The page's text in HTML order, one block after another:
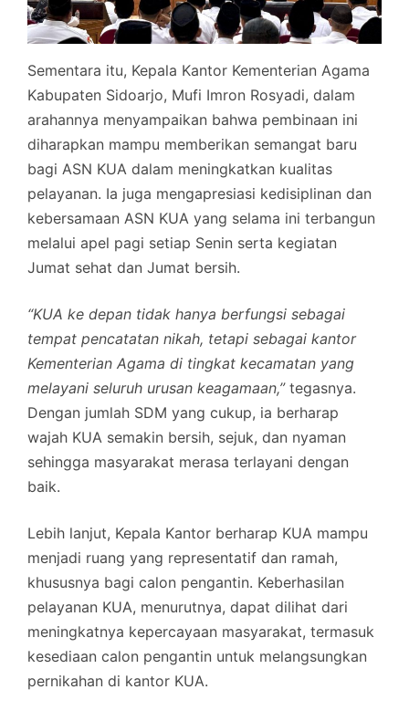
Sementara itu, Kepala Kantor Kementerian Agama
Kabupaten Sidoarjo, Mufi Imron Rosyadi, dalam
arahannya menyampaikan bahwa pembinaan ini
diharapkan mampu memberikan semangat baru
bagi ASN KUA dalam meningkatkan kualitas
pelayanan. Ia juga mengapresiasi kedisiplinan dan
kebersamaan ASN KUA yang selama ini terbangun
melalui apel pagi setiap Senin serta kegiatan
Jumat sehat dan Jumat bersih.
“KUA ke depan tidak hanya berfungsi sebagai
tempat pencatatan nikah, tetapi sebagai kantor
Kementerian Agama di tingkat kecamatan yang
melayani seluruh urusan keagamaan,”tegasnya.
Dengan jumlah SDM yang cukup, ia berharap
wajah KUA semakin bersih, sejuk, dan nyaman
sehingga masyarakat merasa terlayani dengan
baik.
Lebih lanjut, Kepala Kantor berharap KUA mampu
menjadi ruang yang representatif dan ramah,
khususnya bagi calon pengantin. Keberhasilan
pelayanan KUA, menurutnya, dapat dilihat dari
meningkatnya kepercayaan masyarakat, termasuk
kesediaan calon pengantin untuk melangsungkan
pernikahan di kantor KUA.